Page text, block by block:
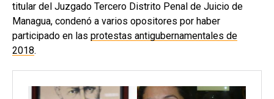
titular del Juzgado Tercero Distrito Penal de Juicio de
Managua, condenó a varios opositores por haber
participado en las protestas antigubernamentales de
2018.